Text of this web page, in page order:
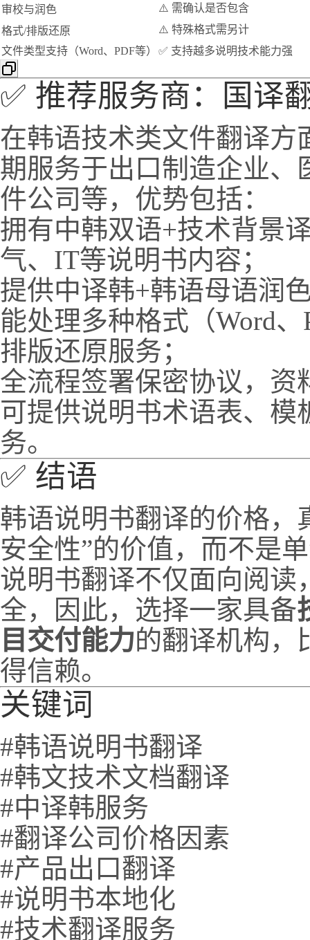
审校与润色
⚠️ 需确认是否包含
格式/排版还原
⚠️ 特殊格式需另计
文件类型支持（Word、PDF等）
✅ 支持越多说明技术能力强
✅ 推荐服务商：国译
在韩语技术类文件翻译方
期服务于出口制造企业、
件公司等，优势包括：
拥有中韩双语+技术背景
气、IT等说明书内容；
提供中译韩+韩语母语润
能处理多种格式（Word
排版还原服务；
全流程签署保密协议，资
可提供说明书术语表、
务。
✅ 结语
韩语说明书翻译的价格，
安全性”的价值，而不是
说明书翻译不仅面向阅读
全，因此，选择一家具备
目交付能力的翻译机构，
得信赖。
关键词
#韩语说明书翻译
#韩文技术文档翻译
#中译韩服务
#翻译公司价格因素
#产品出口翻译
#说明书本地化
#技术翻译服务